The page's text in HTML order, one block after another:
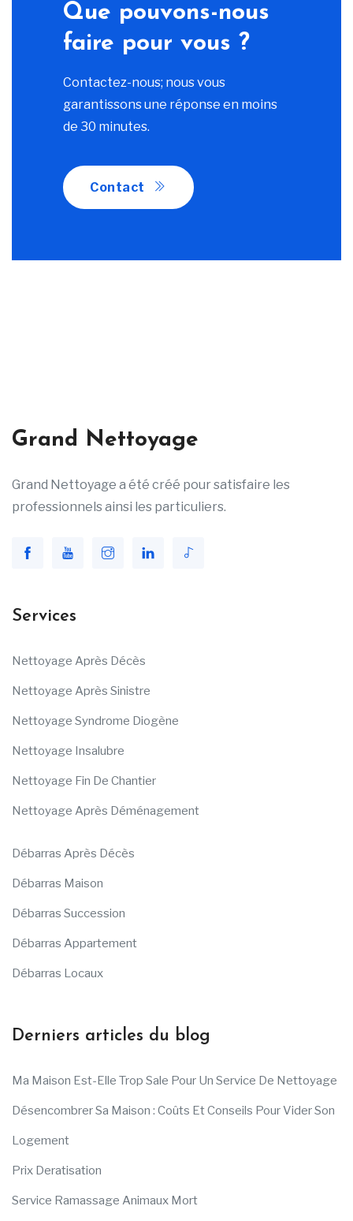
Que pouvons-nous
faire pour vous ?
Contactez-nous; nous vous
garantissons une réponse en moins
de 30 minutes.
Contact
Grand Nettoyage
Grand Nettoyage a été créé pour satisfaire les
professionnels ainsi les particuliers.
Services
Nettoyage Après Décès
Nettoyage Après Sinistre
Nettoyage Syndrome Diogène
Nettoyage Insalubre
Nettoyage Fin De Chantier
Nettoyage Après Déménagement
Débarras Après Décès
Débarras Maison
Débarras Succession
Débarras Appartement
Débarras Locaux
Derniers articles du blog
Ma Maison Est-Elle Trop Sale Pour Un Service De Nettoyage
Désencombrer Sa Maison : Coûts Et Conseils Pour Vider Son
Logement
Prix Deratisation
Service Ramassage Animaux Mort